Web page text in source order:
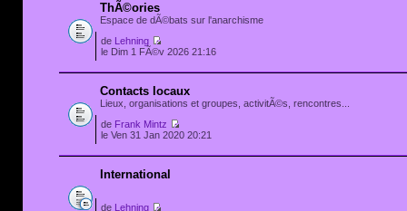
ThÃ©ories
Espace de dÃ©bats sur l'anarchisme
de
Lehning
le Dim 1 FÃ©v 2026 21:16
Contacts locaux
Lieux, organisations et groupes, activitÃ©s, rencontres...
de Frank Mintz
le Ven 31 Jan 2020 20:21
International
de
Lehning